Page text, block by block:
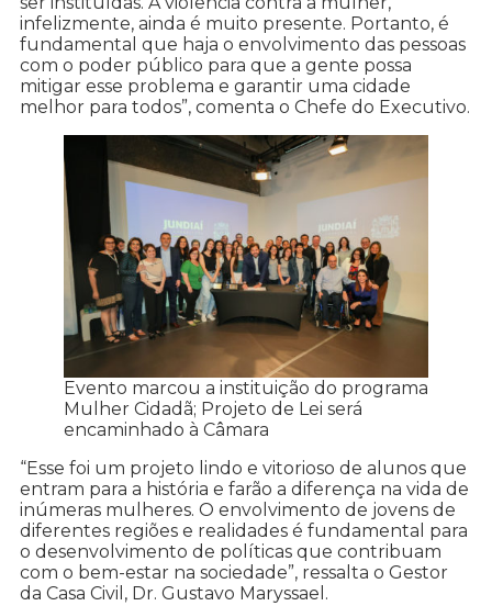
infelizmente, ainda é muito presente. Portanto, é
fundamental que haja o envolvimento das pessoas
com o poder público para que a gente possa
mitigar esse problema e garantir uma cidade
melhor para todos”, comenta o Chefe do Executivo.
Evento marcou a instituição do programa
Mulher Cidadã; Projeto de Lei será
encaminhado à Câmara
“Esse foi um projeto lindo e vitorioso de alunos que
entram para a história e farão a diferença na vida de
inúmeras mulheres. O envolvimento de jovens de
diferentes regiões e realidades é fundamental para
o desenvolvimento de políticas que contribuam
com o bem-estar na sociedade”, ressalta o Gestor
da Casa Civil, Dr. Gustavo Maryssael.